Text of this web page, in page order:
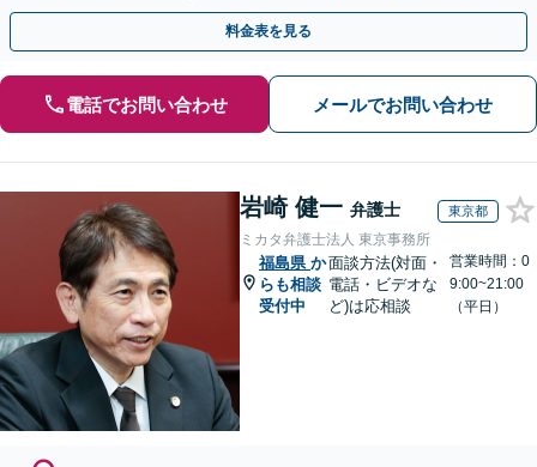
対応】【弁護士待機中/当日中の電話相談可(予約制)】
料金表を見る
電話でお問い合わせ メールでお問い合わせ
岩崎 健一 弁護士 東京都
ミカタ弁護士法人 東京事務所
福島県 か
らも相談
受付中
面談方法(対面・
電話・ビデオな
ど)は応相談
営業時間：0
9:00~21:00
（平日）